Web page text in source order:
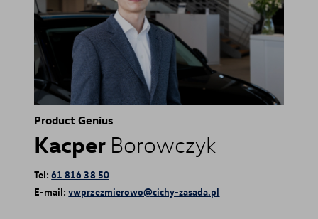
Product Genius
Kacper Borowczyk
Tel:61 816 38 50
E-mail:vwprzezmierowo@cichy-zasada.pl